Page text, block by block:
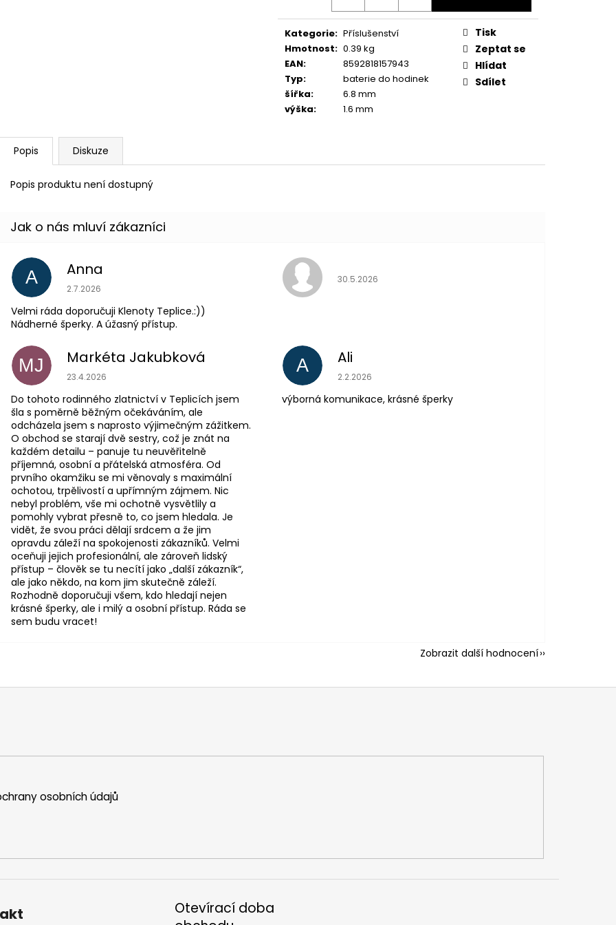
Kategorie: Příslušenství
Hmotnost: 0.39 kg
EAN:
8592818157943
Typ:
baterie do hodinek
šířka:
6.8 mm
výška: 1.6 mm
Tisk
Zeptat se
Hlídat
Sdílet
Popis Diskuze
Popis produktu není dostupný
A Anna
Hodnocení obchodu je 5 z 5 hvězdiček.
2.7.2026
Velmi ráda doporučuji Klenoty Teplice.:))
Nádherné šperky. A úžasný přístup.
Hodnocení obchodu je 5 z 5 hvězdiček.
30.5.2026
MJ Markéta Jakubková
Hodnocení obchodu je 5 z 5 hvězdiček.
23.4.2026
Do tohoto rodinného zlatnictví v Teplicích jsem
šla s poměrně běžným očekáváním, ale
odcházela jsem s naprosto výjimečným zážitkem.
O obchod se starají dvě sestry, což je znát na
každém detailu – panuje tu neuvěřitelně
příjemná, osobní a přátelská atmosféra. Od
prvního okamžiku se mi věnovaly s maximální
ochotou, trpělivostí a upřímným zájmem. Nic
nebyl problém, vše mi ochotně vysvětlily a
pomohly vybrat přesně to, co jsem hledala. Je
vidět, že svou práci dělají srdcem a že jim
opravdu záleží na spokojenosti zákazníků. Velmi
oceňuji jejich profesionální, ale zároveň lidský
přístup – člověk se tu necítí jako „další zákazník“,
ale jako někdo, na kom jim skutečně záleží.
Rozhodně doporučuji všem, kdo hledají nejen
krásné šperky, ale i milý a osobní přístup. Ráda se
sem budu vracet!
A Ali
Hodnocení obchodu je 5 z 5 hvězdiček.
2.2.2026
výborná komunikace, krásné šperky
Zobrazit další hodnocení
osobních údajů
Otevírací doba